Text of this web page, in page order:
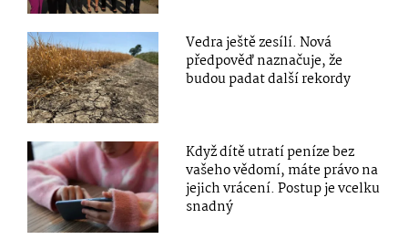
Vedra ještě zesílí. Nová
předpověď naznačuje, že
budou padat další rekordy
Když dítě utratí peníze bez
vašeho vědomí, máte právo na
jejich vrácení. Postup je vcelku
snadný